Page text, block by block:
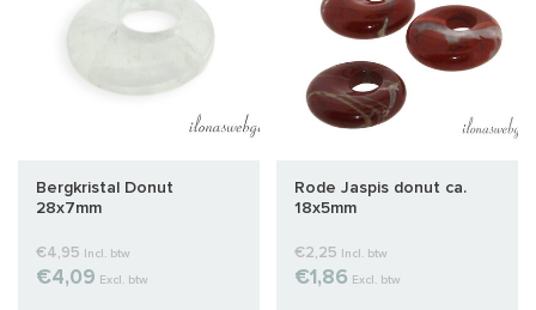
Bergkristal Donut
28x7mm
€4,95 Incl. btw
€4,09 Excl. btw
Rode Jaspis donut ca.
18x5mm
€2,25 Incl. btw
€1,86 Excl. btw